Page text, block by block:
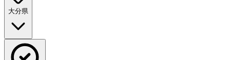
大分県